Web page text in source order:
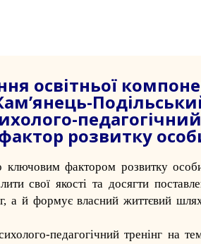
освітньої
розвитку
ключовим фактором розвитку
свої якості та досягти
а й формує власний життєвий
педагогічний тренінг на